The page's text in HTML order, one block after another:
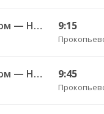
Прокопьевск АК Электропром — Новокузнецк АВ 151о 9:15
Прокопьевск АК Электропром — Новокузнецк АВ 151о 9:45